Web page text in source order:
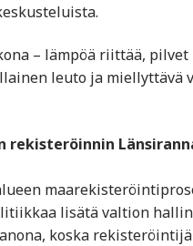
– lämpöä riittää,
leuto ja
lisätä valtion
koska